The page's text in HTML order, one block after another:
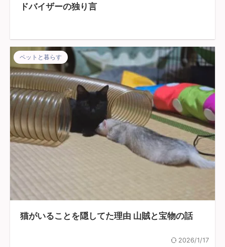
ドバイザーの独り言
ペットと暮らす
猫がいることを隠してた理由 山賊と宝物の話
2026/1/17